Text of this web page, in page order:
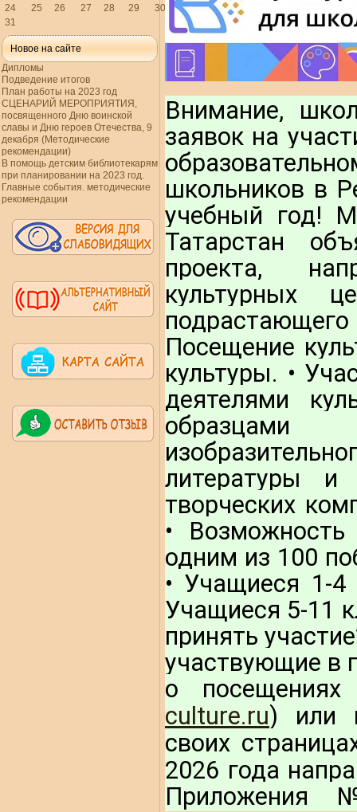
24
25 26 27 28 29
30
31
Новое на сайте
Дипломы
Подведение итогов
План работы на 2023 год
СЦЕНАРИЙ МЕРОПРИЯТИЯ,
посвященного Дню воинской
славы и Дню героев Отечества, 9
декабря (Методические
рекомендации)
В помощь детским библиотекарям
при планировании на 2023 год.
Главные события. методические
рекомендации
Внимание,
заявок на
школьников в
учебный год!
Татарстан
проекта,
культурных
Посещение
культуры. •
деятелями
образцами
литературы и
творческих
•
одним из 100
• Учащиеся 1-4
Учащиеся 5-11
принять
участвующие в
о
culture.ru) или
своих
2026 года